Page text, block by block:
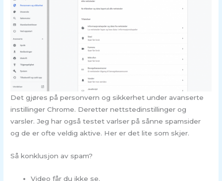
Det gjøres på personvern og sikkerhet under avanserte
instillinger Chrome. Deretter nettstedinstillinger og
varsler. Jeg har også testet varlser på sånne spamsider
og de er ofte veldig aktive. Her er det lite som skjer.
Så konklusjon av spam?
Video får du ikke se.